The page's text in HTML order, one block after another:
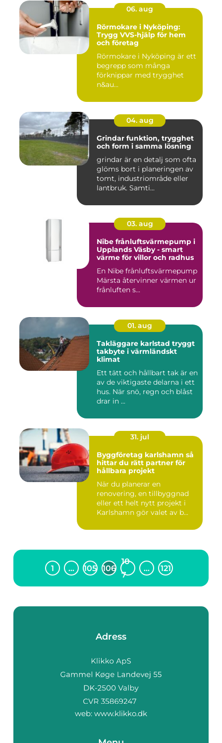
06. aug
Rörmokare i Nyköping:
Trygg VVS-hjälp för hem
och företag
Rörmokare i Nyköping är ett
begrepp som många
förknippar med trygghet
n&au...
04. aug
Grindar funktion, trygghet
och form i samma lösning
grindar är en detalj som ofta
glöms bort i planeringen av
tomt, industriområde eller
lantbruk. Samti...
03. aug
Nibe frånluftsvärmepump i
Upplands Väsby - smart
värme för villor och radhus
En Nibe frånluftsvärmepump
Märsta återvinner värmen ur
frånluften s...
01. aug
Takläggare karlstad tryggt
takbyte i värmländskt
klimat
Ett tätt och hållbart tak är en
av de viktigaste delarna i ett
hus. När snö, regn och blåst
drar in ...
31. jul
Byggföretag karlshamn så
hittar du rätt partner för
hållbara projekt
När du planerar en
renovering, en tillbyggnad
eller ett helt nytt projekt i
Karlshamn gör valet av b...
1 … 105 106
10
7
… 121
Adress
web: www.klikko.dk